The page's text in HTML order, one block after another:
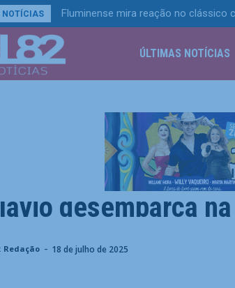
NOTÍCIAS Fluminense mira reação no clássico
ÚLTIMAS NOTÍCIAS
Em dia de operação
desembarca
Redação - 18 de julho de 2025